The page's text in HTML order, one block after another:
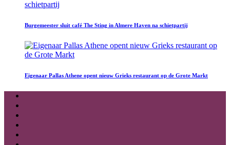
Burgemeester sluit café The Sting in Almere Haven na schietpartij
Eigenaar Pallas Athene opent nieuw Grieks restaurant op de Grote Markt